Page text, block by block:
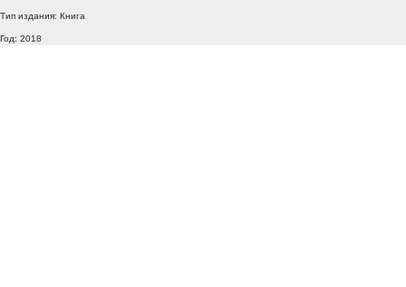
Тип издания: Книга
Год: 2018